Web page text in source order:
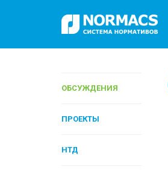
ОБСУЖДЕНИЯ
ПРОЕКТЫ
НТД